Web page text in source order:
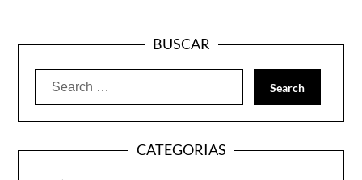
BUSCAR
Search
CATEGORIAS